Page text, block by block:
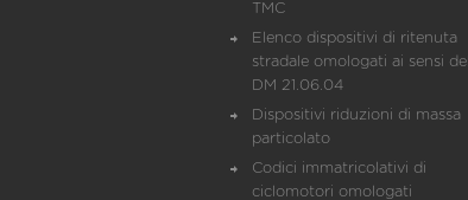
TMC
Elenco dispositivi di ritenuta
stradale omologati ai sensi del
DM 21.06.04
Dispositivi riduzioni di massa
particolato
Codici immatricolativi di
ciclomotori omologati